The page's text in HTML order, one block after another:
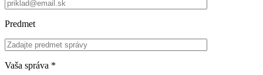
Predmet
Vaša správa *